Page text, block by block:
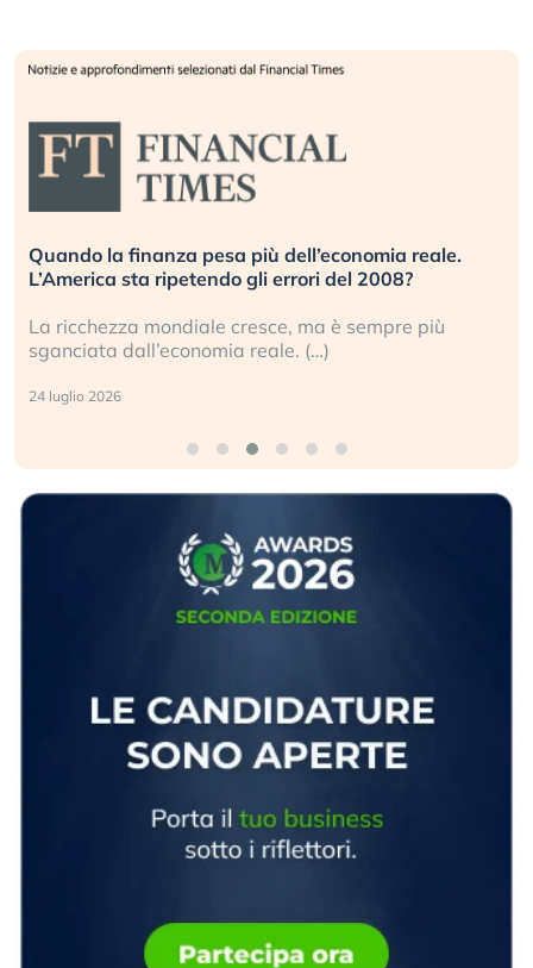
Quando la finanza pesa più dell’economia reale.
L’America sta ripetendo gli errori del 2008?
La ricchezza mondiale cresce, ma è sempre più
sganciata dall’economia reale. (…)
24 luglio 2026